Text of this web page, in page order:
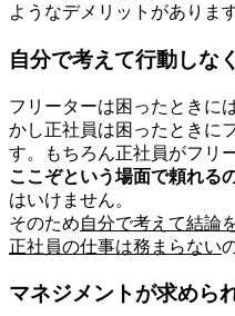
ようなデメリットがあります
自分で考えて行動しな
フリーターは困ったときに
かし正社員は困ったときに
す。もちろん正社員がフリ
ここぞという場面で頼れる
はいけません。
そのため自分で考えて結論
正社員の仕事は務まらない
マネジメントが求めら